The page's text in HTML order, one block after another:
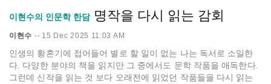
이현수의 인문학 한담 명작을 다시 읽는 감회
이현수 -- 15 Dec 2025 11:03 AM
인생의 황혼기에 접어들어 별로 할 일이 없는 나는 독서로 소일한
다. 다양한 분야의 책을 읽지만 그 중에서도 문학 작품을 애독한다.
그런데 신작을 읽는 것 보다 오래전에 읽었던 작품들을 다시 읽는